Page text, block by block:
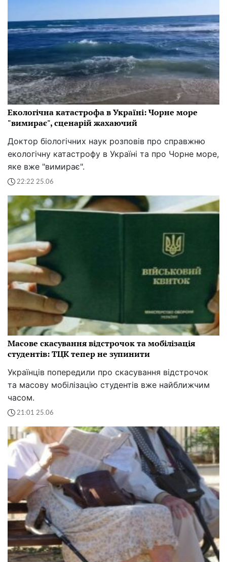
Екологічна катастрофа в Україні: Чорне море
"вимирає", сценарій жахаючий
Доктор біологічних наук розповів про справжню
екологічну катастрофу в Україні та про Чорне море,
яке вже "вимирає".
22:22 25.06
Масове скасування відстрочок та мобілізація
студентів: ТЦК тепер не зупинити
Українців попередили про скасування відстрочок
та масову мобілізацію студентів вже найближчим
часом.
21:01 25.06